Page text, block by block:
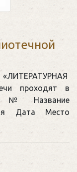
проходят в
№ Название
Дата Место